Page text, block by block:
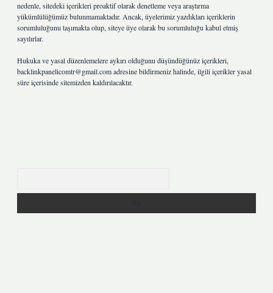
nedenle, sitedeki içerikleri proaktif olarak denetleme veya araştırma
yükümlülüğümüz bulunmamaktadır. Ancak, üyelerimiz yazdıkları içeriklerin
sorumluluğunu taşımakta olup, siteye üye olarak bu sorumluluğu kabul etmiş
sayılırlar.
Hukuka ve yasal düzenlemelere aykırı olduğunu düşündüğünüz içerikleri,
backlinkpanelicomtr@gmail.comadresine bildirmeniz halinde, ilgili içerikler yasal
süre içerisinde sitemizden kaldırılacaktır.